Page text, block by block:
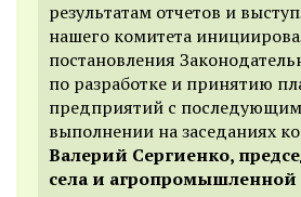
результатам отчетов и
нашего комитета
постановления
по разработке и принятию
предприятий с
выполнении на заседаниях
Валерий Сергиенко,
села и